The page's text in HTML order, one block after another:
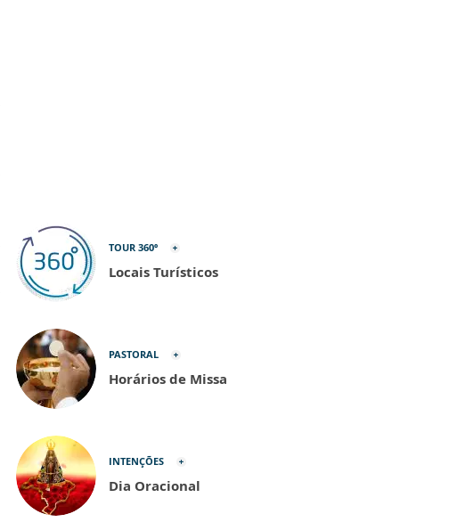
TOUR 360º
Locais Turísticos
PASTORAL
Horários de Missa
INTENÇÕES
Dia Oracional